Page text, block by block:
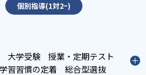
個別指導(1対2~)
大学受験
授業・定期テスト
学習習慣の定着
総合型選抜